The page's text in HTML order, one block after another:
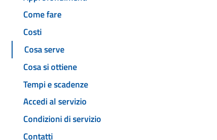
Come fare
Costi
Cosa serve
Cosa si ottiene
Tempi e scadenze
Accedi al servizio
Condizioni di servizio
Contatti